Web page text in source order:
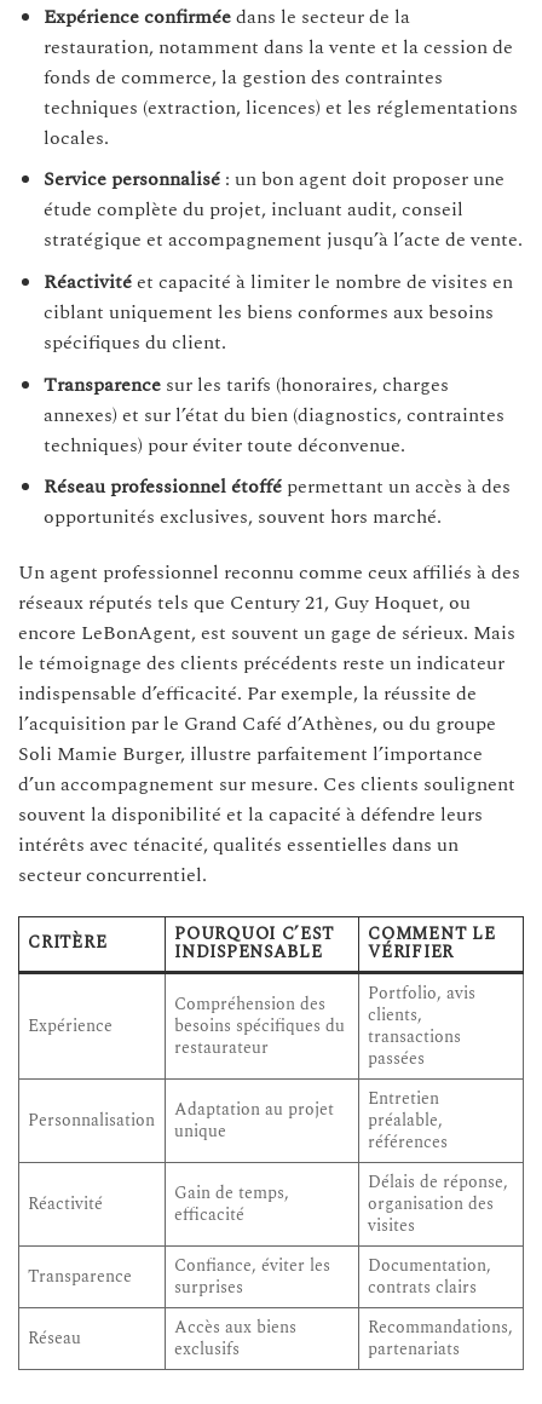
Expérience confirméedans le secteur de la
restauration, notamment dans la vente et la cession de
fonds de commerce, la gestion des contraintes
techniques (extraction, licences) et les réglementations
locales.
Service personnalisé: un bon agent doit proposer une
étude complète du projet, incluant audit, conseil
stratégique et accompagnement jusqu’à l’acte de vente.
Réactivitéet capacité à limiter le nombre de visites en
ciblant uniquement les biens conformes aux besoins
spécifiques du client.
Transparencesur les tarifs (honoraires, charges
annexes) et sur l’état du bien (diagnostics, contraintes
techniques) pour éviter toute déconvenue.
Réseau professionnel étoffépermettant un accès à des
opportunités exclusives, souvent hors marché.
Un agent professionnel reconnu comme ceux affiliés à des
réseaux réputés tels que Century 21, Guy Hoquet, ou
encore LeBonAgent, est souvent un gage de sérieux. Mais
le témoignage des clients précédents reste un indicateur
indispensable d’efficacité. Par exemple, la réussite de
l’acquisition par le Grand Café d’Athènes, ou du groupe
Soli Mamie Burger, illustre parfaitement l’importance
d’un accompagnement sur mesure. Ces clients soulignent
souvent la disponibilité et la capacité à défendre leurs
intérêts avec ténacité, qualités essentielles dans un
secteur concurrentiel.
CRITÈRE POURQUOI C’EST
INDISPENSABLE
COMMENT LE
VÉRIFIER
Expérience
Compréhension des
besoins spécifiques du
restaurateur
Portfolio, avis
clients,
transactions
passées
Personnalisation
Adaptation au projet
unique
Entretien
préalable,
références
Réactivité
Gain de temps,
efficacité
Délais de réponse,
organisation des
visites
Transparence
Confiance, éviter les
surprises
Documentation,
contrats clairs
Réseau
Accès aux biens
exclusifs
Recommandations,
partenariats